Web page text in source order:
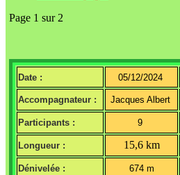
Page 1 sur 2
Date : 05/12/2024
Accompagnateur : Jacques Albert
Participants : 9
Longueur : 15,6 km
Dénivelée : 674 m